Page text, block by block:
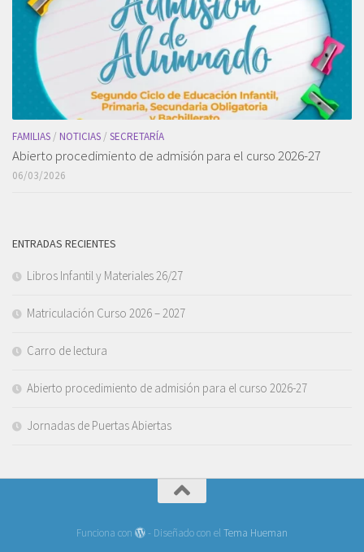
FAMILIAS / NOTICIAS / SECRETARÍA
Abierto procedimiento de admisión para el curso 2026-27
06/03/2026
ENTRADAS RECIENTES
Libros Infantil y Materiales 26/27
Matriculación Curso 2026 – 2027
Carro de lectura
Abierto procedimiento de admisión para el curso 2026-27
Jornadas de Puertas Abiertas
Funciona con - Diseñado con elTema Hueman